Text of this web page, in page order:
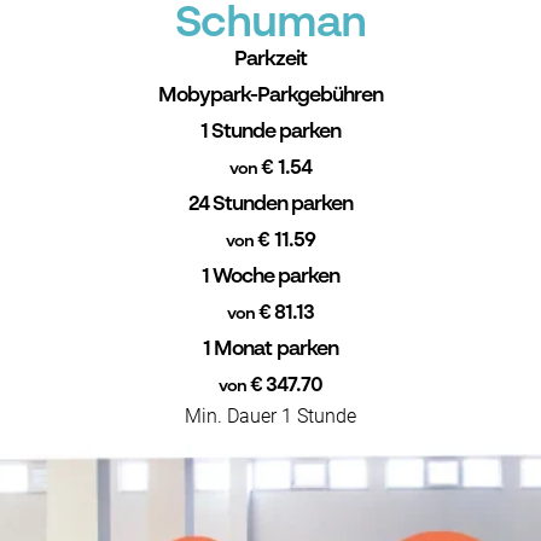
Schuman
Parkzeit
Mobypark-Parkgebühren
1 Stunde parken
von € 1.54
24 Stunden parken
von € 11.59
1 Woche parken
von€ 81.13
1 Monat parken
von€ 347.70
Min. Dauer 1 Stunde